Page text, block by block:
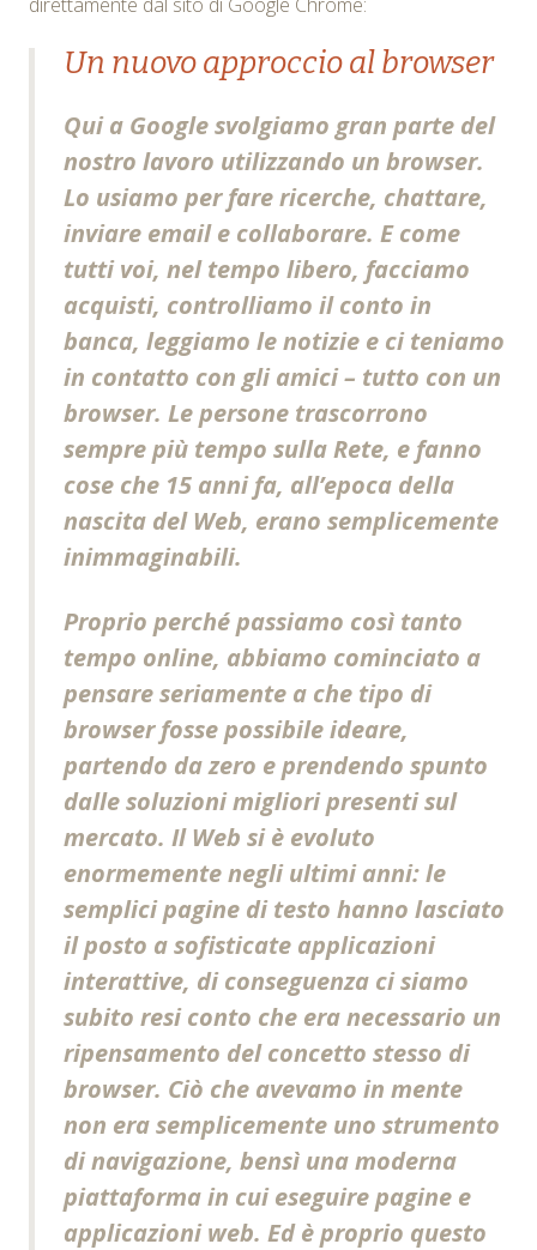
Un nuovo approccio al browser
Qui a Google svolgiamo gran parte del
nostro lavoro utilizzando un browser.
Lo usiamo per fare ricerche, chattare,
inviare email e collaborare. E come
tutti voi, nel tempo libero, facciamo
acquisti, controlliamo il conto in
banca, leggiamo le notizie e ci teniamo
in contatto con gli amici – tutto con un
browser. Le persone trascorrono
sempre più tempo sulla Rete, e fanno
cose che 15 anni fa, all’epoca della
nascita del Web, erano semplicemente
inimmaginabili.
Proprio perché passiamo così tanto
tempo online, abbiamo cominciato a
pensare seriamente a che tipo di
browser fosse possibile ideare,
partendo da zero e prendendo spunto
dalle soluzioni migliori presenti sul
mercato. Il Web si è evoluto
enormemente negli ultimi anni: le
semplici pagine di testo hanno lasciato
il posto a sofisticate applicazioni
interattive, di conseguenza ci siamo
subito resi conto che era necessario un
ripensamento del concetto stesso di
browser. Ciò che avevamo in mente
non era semplicemente uno strumento
di navigazione, bensì una moderna
piattaforma in cui eseguire pagine e
applicazioni web. Ed è proprio questo